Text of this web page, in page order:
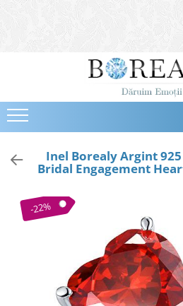
Bijuterii
Cercei
Bratari
Coliere
Seturi
Tiare
Bijuterii Copii
Bijuterii Mirese
Inel Borealy Argint
Bridal Engagement
-22%